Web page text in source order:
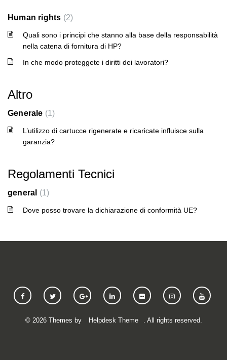
Human rights 2
Quali sono i principi che stanno alla base della responsabilità
nella catena di fornitura di HP?
In che modo proteggete i diritti dei lavoratori?
Altro
Generale 1
L’utilizzo di cartucce rigenerate e ricaricate influisce sulla
garanzia?
Regolamenti Tecnici
general 1
Dove posso trovare la dichiarazione di conformità UE?
© 2026Themes by Helpdesk Theme . All rights reserved.